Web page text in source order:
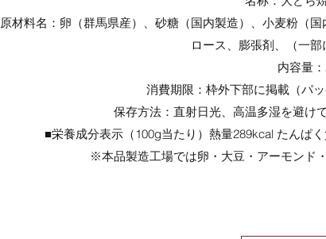
原材料名：卵（群馬県産）、砂糖（国内製造）、小麦粉（
ロース、膨張剤、（一部
内容量
消費期限：枠外下部に掲載（パ
保存方法：直射日光、高温多湿を避け
■栄養成分表示（100g当たり）熱量289kcal たんぱ
​※本品製造工場では卵・大豆・アーモンド